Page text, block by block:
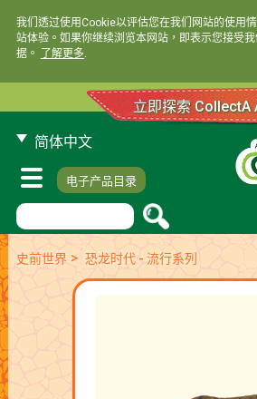
我们透过使用Cookie以评估您在我们网站的使用
站体验。如果你继续浏览本网站，即表示您接受
据。
了解更多.
立即探索 CollectA
简体中文
电子产品目录
史前世界> 恐龙时代 - 流行系列